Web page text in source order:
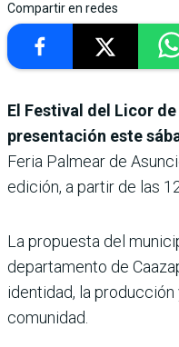
Compartir en redes
El Festival del Licor
presentación este
Feria Palmear de
edición, a partir de las
La propuesta del
departamento de
identidad, la
comunidad.